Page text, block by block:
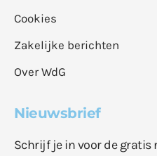
Cookies
Zakelijke berichten
Over WdG
Nieuwsbrief
Schrijf je in voor de gratis